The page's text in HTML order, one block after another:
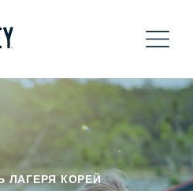
ЛАГЕРЯ КОРЕЙ